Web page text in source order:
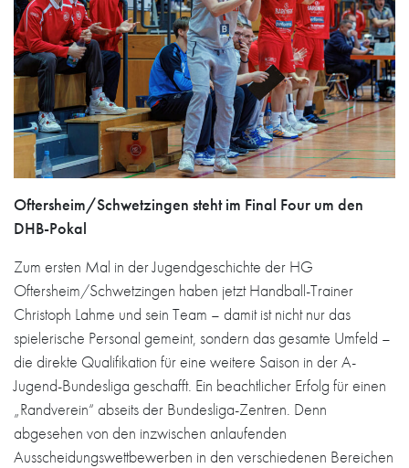
Oftersheim/Schwetzingen steht im Final Four um den
DHB-Pokal
Zum ersten Mal in der Jugendgeschichte der HG
Oftersheim/Schwetzingen haben jetzt Handball-Trainer
Christoph Lahme und sein Team – damit ist nicht nur das
spielerische Personal gemeint, sondern das gesamte Umfeld –
die direkte Qualifikation für eine weitere Saison in der A-
Jugend-Bundesliga geschafft. Ein beachtlicher Erfolg für einen
„Randverein“ abseits der Bundesliga-Zentren. Denn
abgesehen von den inzwischen anlaufenden
Ausscheidungswettbewerben in den verschiedenen Bereichen